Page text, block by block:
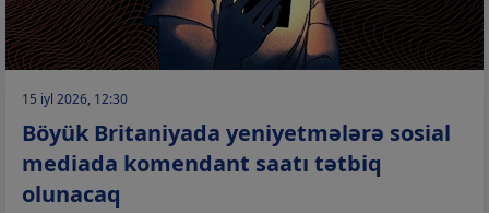
15 iyl 2026, 12:30
Böyük Britaniyada yeniyetmələrə sosial
mediada komendant saatı tətbiq
olunacaq